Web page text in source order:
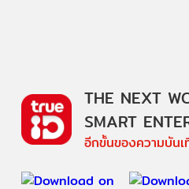
THE NEXT
SMART
อีกขั้นของความบัน